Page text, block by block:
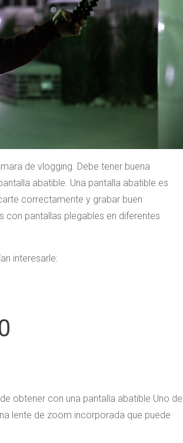
de vlogging. Debe tener buena
abatible. Una pantalla abatible es
correctamente y grabar buen
con pantallas plegables en diferentes
interesarle:
obtener con una pantalla abatible Uno de
lente de zoom incorporada que puede